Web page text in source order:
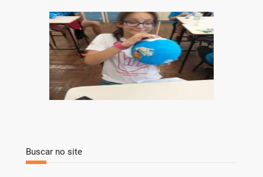
Buscar no site